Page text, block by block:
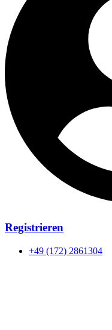
Registrieren
+49 (172) 2861304